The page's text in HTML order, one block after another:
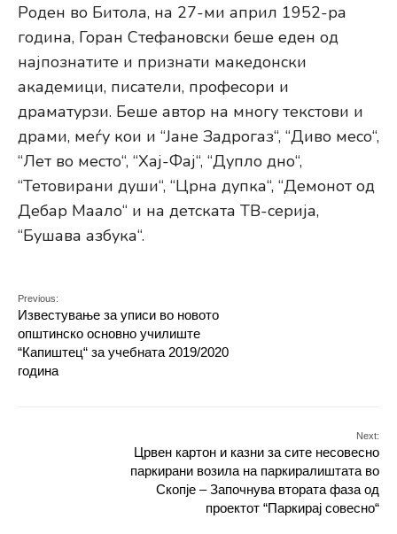
Роден во Битола, на 27-ми април 1952-ра
година, Горан Стефановски беше еден од
најпознатите и признати македонски
академици, писатели, професори и
драматурзи. Беше автор на многу текстови и
драми, меѓу кои и “Јане Задрогаз“, “Диво месо“,
“Лет во место“, “Хај-Фај“, “Дупло дно“,
“Тетовирани души“, “Црна дупка“, “Демонот од
Дебар Маало“ и на детската ТВ-серија,
“Бушава азбука“.
Previous:
Известување за уписи во новото
општинско основно училиште
“Капиштец“ за учебната 2019/2020
година
Next:
Црвен картон и казни за сите несовесно
паркирани возила на паркиралиштата во
Скопје – Започнува втората фаза од
проектот “Паркирај совесно“